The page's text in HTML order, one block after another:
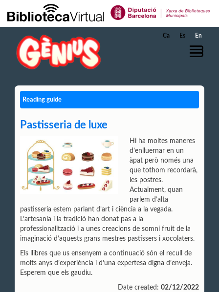
Skip to Main Content
Ca Es En
Reading guide
Pastisseria de luxe
Hi ha moltes maneres
d’enlluernar en un
àpat però només una
que tothom recordarà,
les postres.
Actualment, quan
parlem d’alta
pastisseria estem parlant d’art i ciència a la vegada.
L’artesania i la tradició han donat pas a la
professionalització i a unes creacions de somni fruit de la
imaginació d’aquests grans mestres pastissers i xocolaters.
Els llibres que us ensenyem a continuació són el recull de
molts anys d’experiència i d’una expertesa digna d’enveja.
Esperem que els gaudiu.
Date created: 02/12/2022